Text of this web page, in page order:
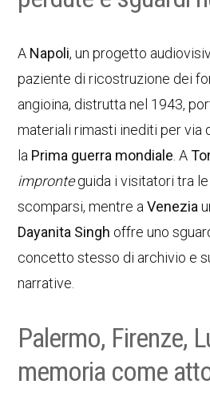
A Napoli, un progetto
paziente di ricostruzione dei
angioina, distrutta nel 1943,
materiali rimasti inediti per via
la Prima guerra mondiale . A
impronteguida i visitatori tra
scomparsi, mentre aVenezia
Dayanita Singh offre uno
concetto stesso di archivio e
narrative.
Palermo, Firenze,
memoria come